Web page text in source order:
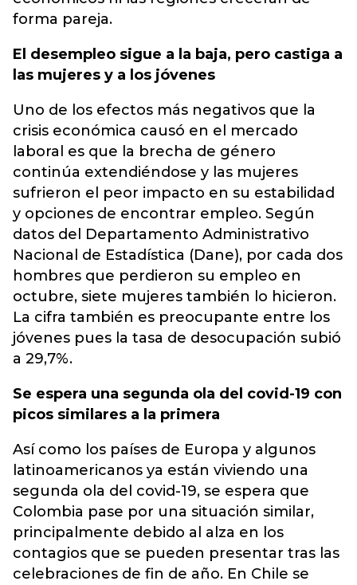
forma pareja.
El desempleo sigue a la baja, pero castiga a
las mujeres y a los jóvenes
Uno de los efectos más negativos que la
crisis económica causó en el mercado
laboral es que la brecha de género
continúa extendiéndose y las mujeres
sufrieron el peor impacto en su estabilidad
y opciones de encontrar empleo. Según
datos del Departamento Administrativo
Nacional de Estadística (Dane), por cada dos
hombres que perdieron su empleo en
octubre, siete mujeres también lo hicieron.
La cifra también es preocupante entre los
jóvenes pues la tasa de desocupación subió
a 29,7%.
Se espera una segunda ola del covid-19 con
picos similares a la primera
Así como los países de Europa y algunos
latinoamericanos ya están viviendo una
segunda ola del covid-19, se espera que
Colombia pase por una situación similar,
principalmente debido al alza en los
contagios que se pueden presentar tras las
celebraciones de fin de año. En Chile se